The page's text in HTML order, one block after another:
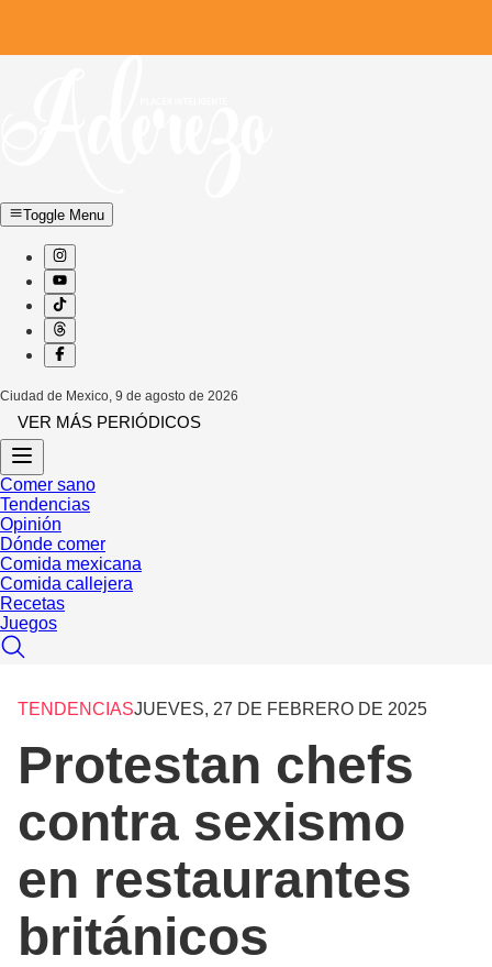
Toggle Menu
Ciudad de Mexico, 9 de agosto de 2026
VER MÁS PERIÓDICOS
Comer sano
Tendencias
Opinión
Dónde comer
Comida mexicana
Comida callejera
Recetas
Juegos
TENDENCIASJUEVES, 27 DE FEBRERO DE 2025
Protestan chefs
contra sexismo
en restaurantes
británicos